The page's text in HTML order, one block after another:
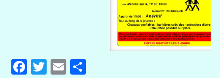
Facebook
Twitter
EmailPartager